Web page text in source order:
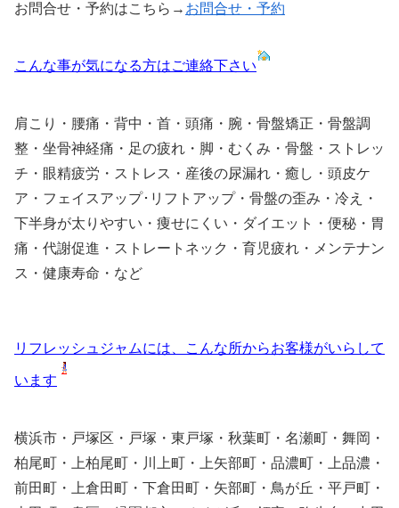
お問合せ・予約はこちら→ お問合せ・予約
こんな事が気になる方はご連絡下さい
肩こり・腰痛・背中・首・頭痛・腕・骨盤矯正・骨盤調
整・坐骨神経痛・足の疲れ・脚・むくみ・骨盤・ストレッ
チ・眼精疲労・ストレス・産後の尿漏れ・癒し・頭皮ケ
ア・フェイスアップ･リフトアップ・骨盤の歪み・冷え・
下半身が太りやすい・痩せにくい・ダイエット・便秘・胃
痛・代謝促進・ストレートネック・育児疲れ・メンテナン
ス・健康寿命・など
リフレッシュジャムには、こんな所からお客様がいらして
います
横浜市・戸塚区・戸塚・東戸塚・秋葉町・名瀬町・舞岡・
柏尾町・上柏尾町・川上町・上矢部町・品濃町・上品濃・
前田町・上倉田町・下倉田町・矢部町・鳥が丘・平戸町・